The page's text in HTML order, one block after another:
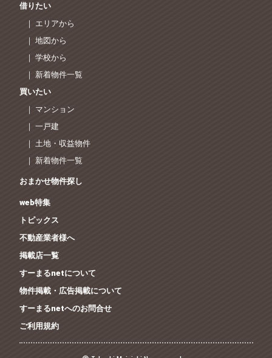
借りたい
｜ エリアから
｜ 地図から
｜ 学校から
｜ 新着物件一覧
買いたい
｜ マンション
｜ 一戸建
｜ 土地・収益物件
｜ 新着物件一覧
おまかせ物件探し
web特集
トピックス
不動産業者様へ
掲載店一覧
すーまるnetについて
物件掲載・広告掲載について
すーまるnetへのお問合せ
ご利用規約